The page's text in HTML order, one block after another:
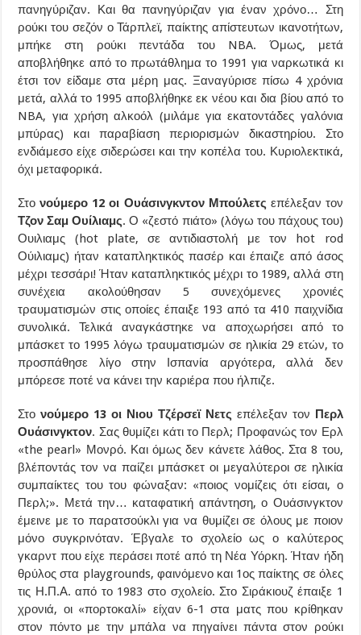
πανηγύριζαν. Και θα πανηγύριζαν για έναν χρόνο… Στη
ρούκι του σεζόν ο Τάρπλεϊ, παίκτης απίστευτων ικανοτήτων,
μπήκε στη ρούκι πεντάδα του NBA. Όμως, μετά
αποβλήθηκε από το πρωτάθλημα το 1991 για ναρκωτικά κι
έτσι τον είδαμε στα μέρη μας. Ξαναγύρισε πίσω 4 χρόνια
μετά, αλλά το 1995 αποβλήθηκε εκ νέου και δια βίου από το
NBA, για χρήση αλκοόλ (μιλάμε για εκατοντάδες γαλόνια
μπύρας) και παραβίαση περιορισμών δικαστηρίου. Στο
ενδιάμεσο είχε σιδερώσει και την κοπέλα του. Κυριολεκτικά,
όχι μεταφορικά.
Στονούμερο 12 οι Ουάσινγκντον Μπούλετς επέλεξαν τον
Τζον Σαμ Ουίλιαμς. Ο «ζεστό πιάτο» (λόγω του πάχους του)
Ουιλιαμς (hot plate, σε αντιδιαστολή με τον hot rod
Ούιλιαμς) ήταν καταπληκτικός πασέρ και έπαιζε από άσος
μέχρι τεσσάρι! Ήταν καταπληκτικός μέχρι το 1989, αλλά στη
συνέχεια ακολούθησαν 5 συνεχόμενες χρονιές
τραυματισμών στις οποίες έπαιξε 193 από τα 410 παιχνίδια
συνολικά. Τελικά αναγκάστηκε να αποχωρήσει από το
μπάσκετ το 1995 λόγω τραυματισμών σε ηλικία 29 ετών, το
προσπάθησε λίγο στην Ισπανία αργότερα, αλλά δεν
μπόρεσε ποτέ να κάνει την καριέρα που ήλπιζε.
Στονούμερο 13 οι Νιου Τζέρσεϊ Νετς επέλεξαν τον Περλ
Ουάσινγκτον. Σας θυμίζει κάτι το Περλ; Προφανώς τον Ερλ
«the pearl» Μονρό. Και όμως δεν κάνετε λάθος. Στα 8 του,
βλέποντάς τον να παίζει μπάσκετ οι μεγαλύτεροι σε ηλικία
συμπαίκτες του του φώναξαν: «ποιος νομίζεις ότι είσαι, ο
Περλ;». Μετά την… καταφατική απάντηση, ο Ουάσινγκτον
έμεινε με το παρατσούκλι για να θυμίζει σε όλους με ποιον
μόνο συγκρινόταν. Έβγαλε το σχολείο ως ο καλύτερος
γκαρντ που είχε περάσει ποτέ από τη Νέα Υόρκη. Ήταν ήδη
θρύλος στα playgrounds, φαινόμενο και 1ος παίκτης σε όλες
τις Η.Π.Α. από το 1983 στο σχολείο. Στο Σιράκιουζ έπαιξε 1
χρονιά, οι «πορτοκαλί» είχαν 6-1 στα ματς που κρίθηκαν
στον πόντο με την μπάλα να πηγαίνει πάντα στον ρούκι